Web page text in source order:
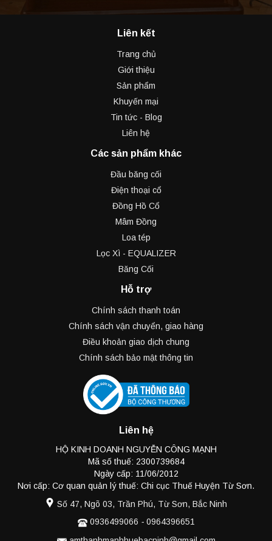
Liên kết
Trang chủ
Giới thiệu
Sản phẩm
Khuyến mại
Tin tức - Blog
Liên hệ
Các sản phẩm khác
Đầu băng cối
Điện thoại cổ
Đồng Hồ Cổ
Mâm Đồng
Loa tép
Lọc Xì - EQUALIZER
Băng Cối
Hỗ trợ
Chính sách thanh toán
Chính sách vận chuyển, giao hàng
Điều khoản giao dịch chung
Chính sách bảo mật thông tin
Liên hệ
HỘ KINH DOANH NGUYỄN CÔNG MẠNH
Mã số thuế: 2300739684
Ngày cấp: 11/06/2012
Nơi cấp: Cơ quan quản lý thuế: Chi cục Thuế Huyện Từ Sơn.
Số 47, Ngõ 03, Trần Phú, Từ Sơn, Bắc Ninh
0936499066 - 0964396651